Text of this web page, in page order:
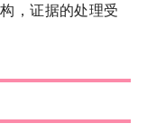
，证据的处理受